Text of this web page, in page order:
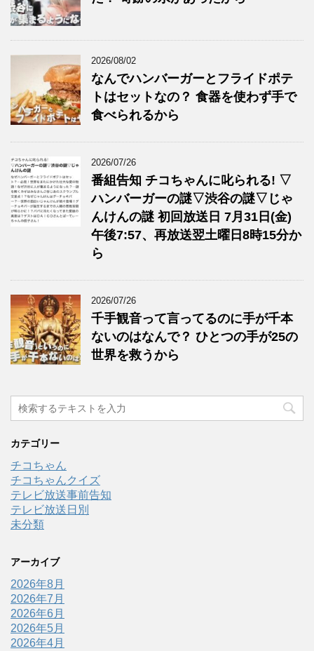
2026/08/02
なんでハンバーガーとフライドポテ
トはセットなの？ 食器を使わず手で
食べられるから
2026/07/26
番組告知 チコちゃんに叱られる! ▽
ハンバーガーの謎▽渋谷の謎▽じゃ
んけんの謎 初回放送日 7月31日(金)
午後7:57、再放送翌土曜日8時15分か
ら
2026/07/26
千手観音って言ってるのに手が千本
ないのはなんで？ ひとつの手が25の
世界を救うから
カテゴリー
チコちゃん
チコちゃんクイズ
テレビ放送事前告知
テレビ放送日別
未分類
アーカイブ
2026年8月
2026年7月
2026年6月
2026年5月
2026年4月